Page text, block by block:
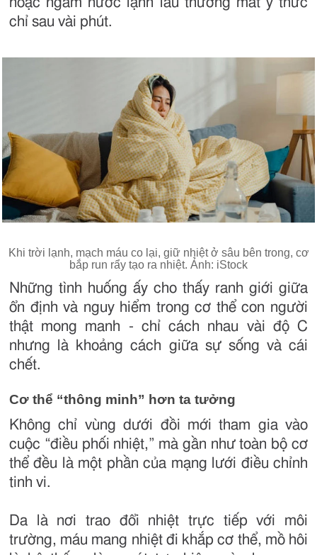
chỉ sau vài phút.
Khi trời lạnh, mạch máu co lại, giữ nhiệt ở sâu bên trong, cơ
bắp run rẩy tạo ra nhiệt. Ảnh: iStock
Những tình huống ấy cho thấy ranh giới giữa
ổn định và nguy hiểm trong cơ thể con người
thật mong manh - chỉ cách nhau vài độ C
nhưng là khoảng cách giữa sự sống và cái
chết.
Cơ thể “thông minh” hơn ta tưởng
Không chỉ vùng dưới đồi mới tham gia vào
cuộc “điều phối nhiệt,” mà gần như toàn bộ cơ
thể đều là một phần của mạng lưới điều chỉnh
tinh vi.
Da là nơi trao đổi nhiệt trực tiếp với môi
trường, máu mang nhiệt đi khắp cơ thể, mồ hôi